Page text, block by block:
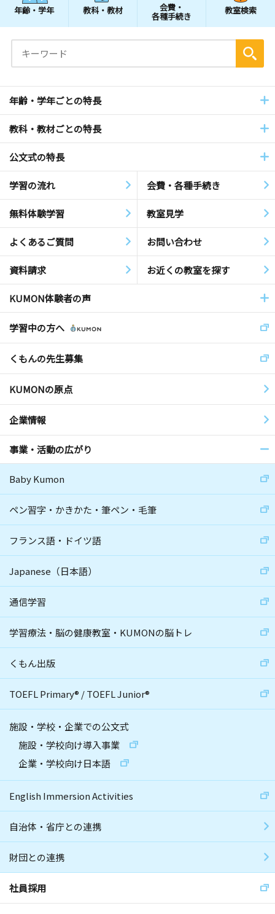
年齢・学年 教科・教材 会費・
各種手続き
教室検索
年齢・学年ごとの特長
教科・教材ごとの特長
公文式の特長
学習の流れ 会費・各種手続き
無料体験学習 教室見学
よくあるご質問 お問い合わせ
資料請求 お近くの教室を探す
KUMON体験者の声
学習中の方へ
くもんの先生募集
KUMONの原点
企業情報
事業・活動の広がり
Baby Kumon
ペン習字・かきかた・筆ペン・毛筆
フランス語・ドイツ語
Japanese（日本語）
通信学習
学習療法・脳の健康教室・KUMONの脳トレ
くもん出版
TOEFL Primary® /TOEFL Junior®
施設・学校・企業での公文式
施設・学校向け導入事業
企業・学校向け日本語
English Immersion Activities
自治体・省庁との連携
財団との連携
社員採用